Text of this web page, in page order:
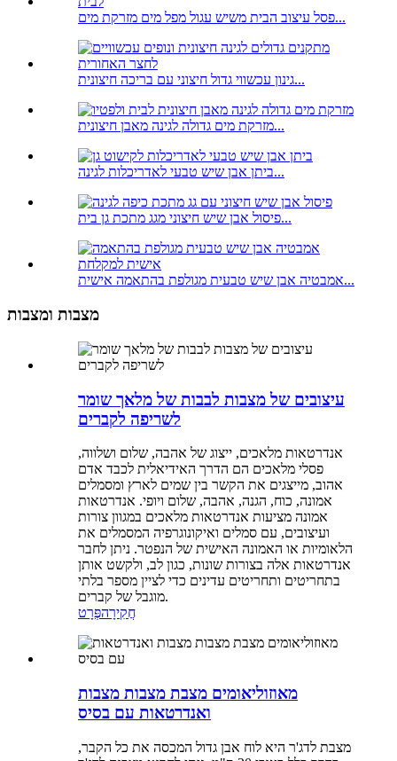
פסל עיצוב הבית משיש עגול מפל מים מזרקת מים...
גינון עכשווי גדול חיצוני עם בריכה חיצונית...
מזרקת מים גדולה לגינה מאבן חיצונית...
ביתן אבן שיש טבעי לאדריכלות לגינה...
פיסול אבן שיש חיצוני מגג מתכת גן בית...
אמבטיה אבן שיש טבעית מגולפת בהתאמה אישית...
מצבות ומצבות
עיצובים של מצבות לבבות של מלאך שומר
לשריפה לקברים
אנדרטאות מלאכים, ייצוג של אהבה, שלום ושלווה,
פסלי מלאכים הם הדרך האידיאלית לכבד אדם
אהוב, מייצגים את הקשר בין שמים לארץ ומסמלים
אמונה, כוח, הגנה, אהבה, שלום ויופי. אנדרטאות
אמונה מציעות אנדרטאות מלאכים במגוון צורות
ועיצובים, עם סמלים ואיקונוגרפיה המסמלים את
הלאומיות או האמונה האישית של הנפטר. ניתן לחבר
אנדרטאות אלה בצורות שונות, כגון לב, ולקשט אותן
בתחריטים ותחריטים עדינים כדי לציין מספר בלתי
מוגבל של קברים.
חֲקִירָהפְּרָט
מאוזוליאומים מצבת מצבות מצבות
ואנדרטאות עם בסיס
מצבת לדג'ר היא לוח אבן גדול המכסה את כל הקבר,